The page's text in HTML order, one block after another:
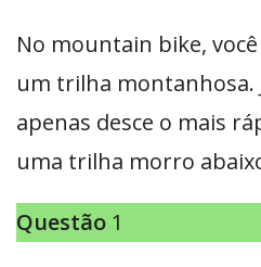
No mountain bike,
um trilha montanhosa.
apenas desce o mais
uma trilha morro
Questão 1